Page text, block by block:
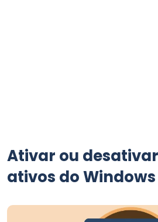
Ativar ou
ativos do Windows